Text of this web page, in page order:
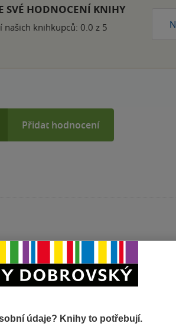
SVÉ HODNOCENÍ KNIHY
našich knihkupců: 0.0 z 5
Přidat hodnocení
na Vyšší odborné
jako pedagog.
údaje? Knihy to potřebují.